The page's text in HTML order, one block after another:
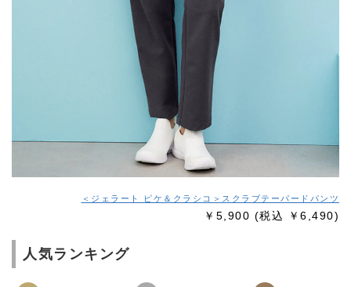
＜ジェラート ピケ＆クラシコ＞スクラブテーパードパンツ
￥5,900 (税込 ￥6,490)
人気ランキング